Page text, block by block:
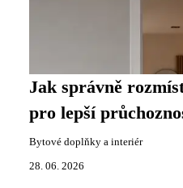
Jak správně
pro lepší
Bytové doplňky a interiér
28. 06. 2026